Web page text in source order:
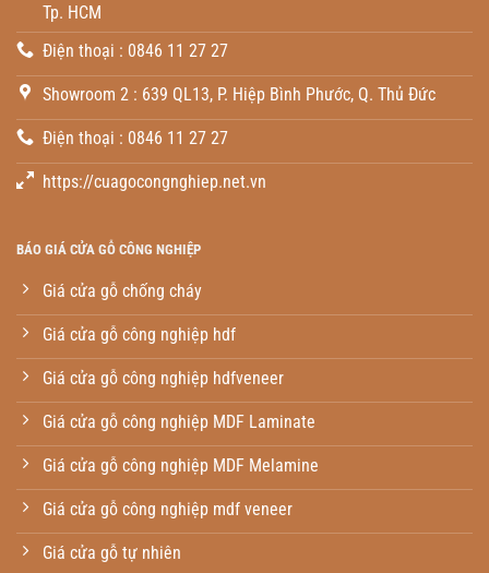
Tp. HCM
Điện thoại : 0846 11 27 27
Showroom 2 : 639 QL13, P. Hiệp Bình Phước, Q. Thủ Đức
Điện thoại : 0846 11 27 27
https://cuagocongnghiep.net.vn
BÁO GIÁ CỬA GỖ CÔNG NGHIỆP
Giá cửa gỗ chống cháy
Giá cửa gỗ công nghiệp hdf
Giá cửa gỗ công nghiệp hdfveneer
Giá cửa gỗ công nghiệp MDF Laminate
Giá cửa gỗ công nghiệp MDF Melamine
Giá cửa gỗ công nghiệp mdf veneer
Giá cửa gỗ tự nhiên